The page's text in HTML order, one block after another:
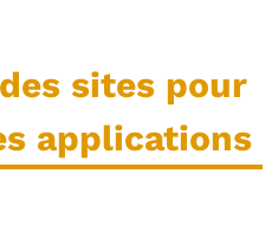
sites pour
applications